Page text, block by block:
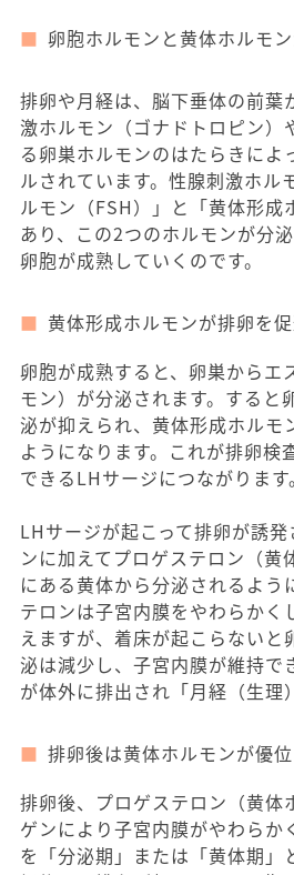
卵胞ホルモンと黄体ホルモ
排卵や月経は、脳下垂体の前葉
激ホルモン（ゴナドトロピン）
る卵巣ホルモンのはたらきによ
ルされています。性腺刺激ホル
ルモン（FSH）」と「黄体形成
あり、この2つのホルモンが分
卵胞が成熟していくのです。
黄体形成ホルモンが排卵を
卵胞が成熟すると、卵巣からエ
モン）が分泌されます。すると
泌が抑えられ、黄体形成ホルモ
ようになります。これが排卵検
できるLHサージにつながります。
LHサージが起こって排卵が誘
ンに加えてプロゲステロン（黄
にある黄体から分泌されるよう
テロンは子宮内膜をやわらかく
えますが、着床が起こらないと
泌は減少し、子宮内膜が維持で
が体外に排出され「月経（生理
排卵後は黄体ホルモンが優
排卵後、プロゲステロン（黄体
ゲンにより子宮内膜がやわらか
を「分泌期」または「黄体期」